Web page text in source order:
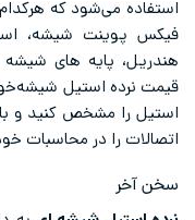
استفاده می‌شود که
فیکس پوینت شیشه‌،
هندریل، پایه های
قیمت نرده استیل
استیل را مشخص کنید و
اتصالات را در محاسبات
سخن آخر